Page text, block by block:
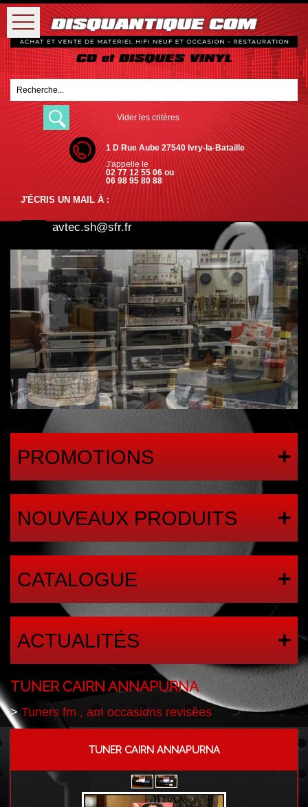
Vider les critères
1 D Rue Aube 27540 Ivry-la-Bataille
J'appelle le
02 77 12 55 06 ou
06 98 95 80 88
J'ÉCRIS UN MAIL À :
avtec.sh@sfr.fr
PROMOTIONS
NOUVEAUX PRODUITS
CATALOGUE
ACTUALITÉS
TUNER CAIRN ANNAPURNA
>Tuners fm , am occasions revisées
TUNER CAIRN ANNAPURNA